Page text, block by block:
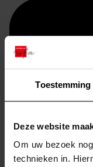
Toestemming
Deze website
Om uw bezoek
technieken in.
Printen